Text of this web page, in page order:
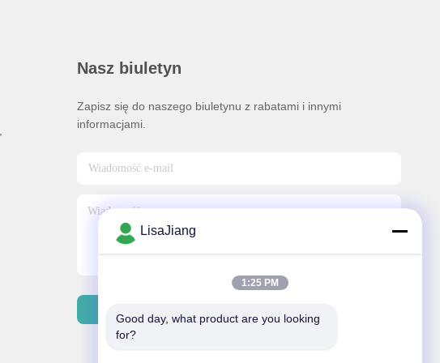
Nasz biuletyn
Zapisz się do naszego biuletynu z rabatami i innymi
informacjami.
LisaJiang
1:25 PM
Good day, what product are you looking
for?